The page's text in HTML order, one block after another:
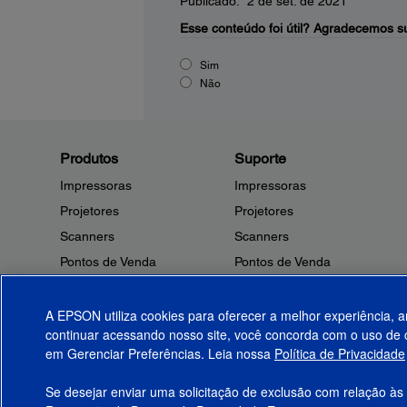
Esse conteúdo foi útil? Agradecemos
Sim
Não
Produtos
Impressoras
Projetores
Scanners
Pontos de Venda
Microdispositivos
Tintas
Papel
Suporte
Impressoras
Projetores
Scanners
Pontos de Venda
Outros Produtos
Notificações de Segurança
A EPSON utiliza cookies para oferecer a melhor
continuar acessando nosso site, você concorda com o uso
em Gerenciar Preferências. Leia nossa Política de Privacidade
Se desejar enviar uma solicitação de exclusão com relação